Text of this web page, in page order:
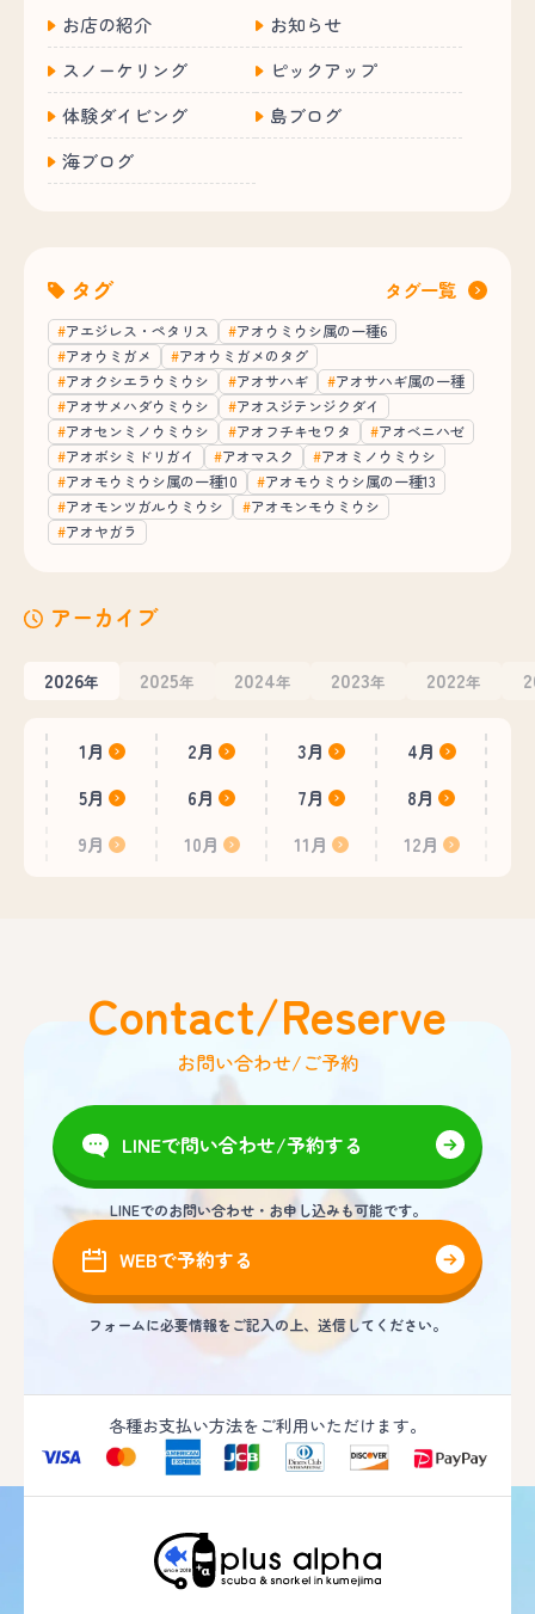
お店の紹介
お知らせ
スノーケリング
ピックアップ
体験ダイビング
島ブログ
海ブログ
タグ タグ一覧
アエジレス・ペタリス
アオウミウシ属の一種6
アオウミガメ
アオウミガメのタグ
アオクシエラウミウシ
アオサハギ
アオサハギ属の一種
アオサメハダウミウシ
アオスジテンジクダイ
アオセンミノウミウシ
アオフチキセワタ
アオベニハゼ
アオボシミドリガイ
アオマスク
アオミノウミウシ
アオモウミウシ属の一種10
アオモウミウシ属の一種13
アオモンツガルウミウシ
アオモンモウミウシ
アオヤガラ
アーカイブ
2026年 2025年 2024年 2023年 2022年
1月 2月 3月
4月
5月
6月 7月
8月
9月
10月 11月 12月
Contact/Reserve
お問い合わせ/ご予約
LINEで問い合わせ/予約する
LINEでのお問い合わせ・お申し込みも可能です。
WEBで予約する
フォームに必要情報をご記入の上、送信してください。
各種お支払い方法をご利用いただけます。